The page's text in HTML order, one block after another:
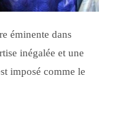
éminente dans
inégalée et une
imposé comme le